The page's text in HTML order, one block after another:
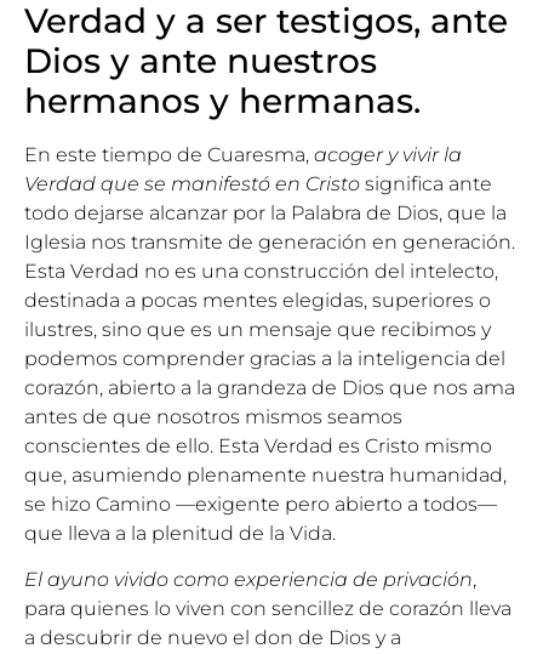
Verdad y a ser testigos, ante
Dios y ante nuestros
hermanos y hermanas.
En este tiempo de Cuaresma, acoger y vivir la
Verdad que se manifestó en Cristo significa ante
todo dejarse alcanzar por la Palabra de Dios, que la
Iglesia nos transmite de generación en generación.
Esta Verdad no es una construcción del intelecto,
destinada a pocas mentes elegidas, superiores o
ilustres, sino que es un mensaje que recibimos y
podemos comprender gracias a la inteligencia del
corazón, abierto a la grandeza de Dios que nos ama
antes de que nosotros mismos seamos
conscientes de ello. Esta Verdad es Cristo mismo
que, asumiendo plenamente nuestra humanidad,
se hizo Camino —exigente pero abierto a todos—
que lleva a la plenitud de la Vida.
El ayuno vivido como experiencia de privación,
para quienes lo viven con sencillez de corazón lleva
a descubrir de nuevo el don de Dios y a